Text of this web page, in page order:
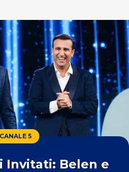
CANALE 5
Invitati: Belen e